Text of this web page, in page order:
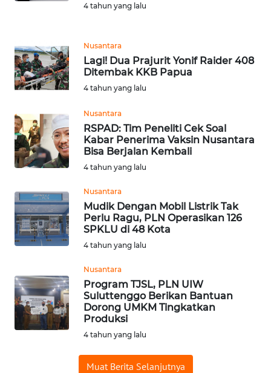
4 tahun yang lalu
Nusantara
Lagi! Dua Prajurit Yonif Raider 408
Ditembak KKB Papua
4 tahun yang lalu
Nusantara
RSPAD: Tim Peneliti Cek Soal
Kabar Penerima Vaksin Nusantara
Bisa Berjalan Kembali
4 tahun yang lalu
Nusantara
Mudik Dengan Mobil Listrik Tak
Perlu Ragu, PLN Operasikan 126
SPKLU di 48 Kota
4 tahun yang lalu
Nusantara
Program TJSL, PLN UIW
Suluttenggo Berikan Bantuan
Dorong UMKM Tingkatkan
Produksi
4 tahun yang lalu
Muat Berita Selanjutnya
WN
LIKUPANG
WN
LABUANBAJO
WN
Wahana
Media
Group
WAHANA
TANI